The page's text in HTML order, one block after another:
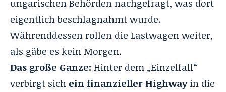
ungarischen Behörden nachgefragt, was dort
eigentlich beschlagnahmt wurde.
Währenddessen rollen die Lastwagen weiter,
als gäbe es kein Morgen.
Das große Ganze: Hinter dem „Einzelfall“
verbirgt sich ein finanzieller Highwayin die